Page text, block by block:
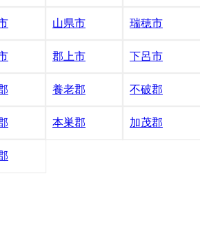
山県市 瑞穂市
郡上市 下呂市
養老郡 不破郡
本巣郡 加茂郡